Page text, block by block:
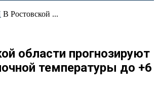
В Ростовской ...
области прогнозируют
температуры до +6